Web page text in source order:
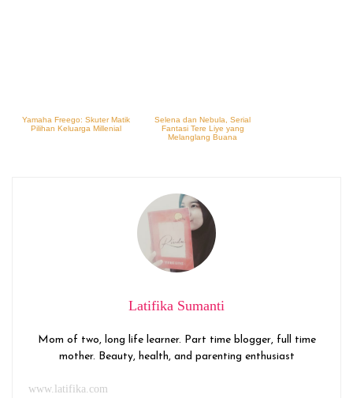
Yamaha Freego: Skuter Matik
Pilihan Keluarga Millenial
Selena dan Nebula, Serial
Fantasi Tere Liye yang
Melanglang Buana
Latifika Sumanti
Mom of two, long life learner. Part time blogger, full time
mother. Beauty, health, and parenting enthusiast
www.latifika.com